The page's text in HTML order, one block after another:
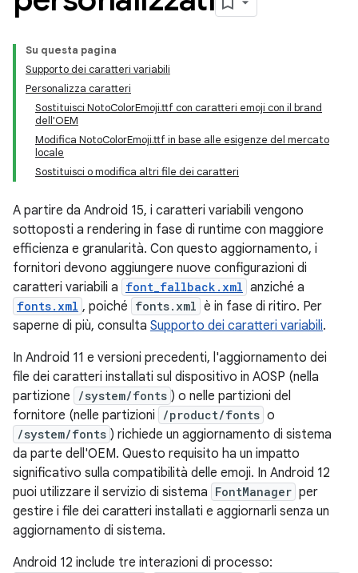
Su questa pagina
Supporto dei caratteri variabili
Personalizza caratteri
Sostituisci NotoColorEmoji.ttf con caratteri emoji con il brand
dell'OEM
Modifica NotoColorEmoji.ttf in base alle esigenze del mercato
locale
Sostituisci o modifica altri file dei caratteri
A partire da Android 15, i caratteri variabili vengono
sottoposti a rendering in fase di runtime con maggiore
efficienza e granularità. Con questo aggiornamento, i
fornitori devono aggiungere nuove configurazioni di
caratteri variabili a font_fallback.xml anziché a
fonts.xml , poiché fonts.xml è in fase di ritiro. Per
saperne di più, consulta Supporto dei caratteri variabili.
In Android 11 e versioni precedenti, l'aggiornamento dei
file dei caratteri installati sul dispositivo in AOSP (nella
partizione
/system/fonts ) o nelle partizioni del
fornitore (nelle partizioni
/product/fonts o
/system/fonts ) richiede un aggiornamento di sistema
da parte dell'OEM. Questo requisito ha un impatto
significativo sulla compatibilità delle emoji. In Android 12
puoi utilizzare il servizio di sistema FontManager per
gestire i file dei caratteri installati e aggiornarli senza un
aggiornamento di sistema.
Android 12 include tre interazioni di processo: